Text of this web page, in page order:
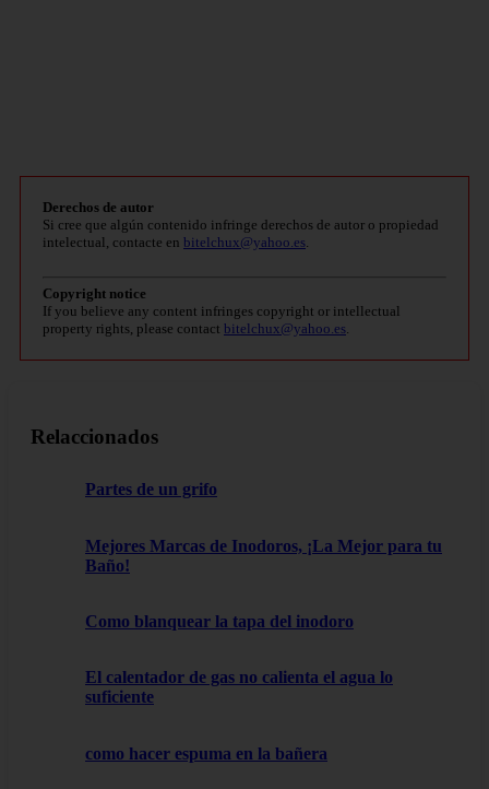
Derechos de autor
Si cree que algún contenido infringe derechos de autor o propiedad
intelectual, contacte en bitelchux@yahoo.es.
Copyright notice
If you believe any content infringes copyright or intellectual
property rights, please contact bitelchux@yahoo.es.
Relaccionados
Partes de un grifo
Mejores Marcas de Inodoros, ¡La Mejor para tu
Baño!
Como blanquear la tapa del inodoro
El calentador de gas no calienta el agua lo
suficiente
como hacer espuma en la bañera